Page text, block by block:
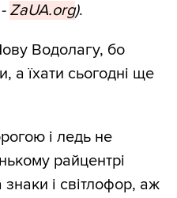
ZaUA.org).
Водолагу, бо
а їхати сьогодні ще
і ледь не
райцентрі
і світлофор, аж